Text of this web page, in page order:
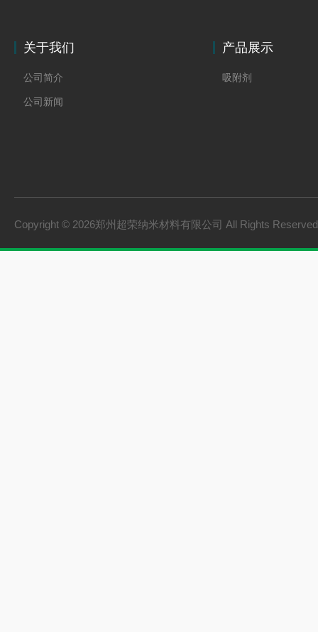
关于我们
公司简介
公司新闻
产品展示
吸附剂
Copyright © 2026郑州超荣纳米材料有限公司 All Rights